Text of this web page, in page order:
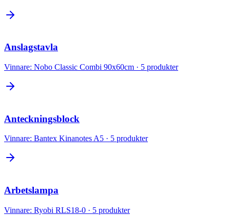
Anslagstavla
Vinnare: Nobo Classic Combi 90x60cm · 5 produkter
Anteckningsblock
Vinnare: Bantex Kinanotes A5 · 5 produkter
Arbetslampa
Vinnare: Ryobi RLS18-0 · 5 produkter